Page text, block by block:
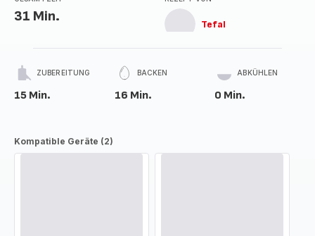
31 Min. Tefal
ZUBEREITUNG
15 Min.
BACKEN
16 Min.
ABKÜHLEN
0 Min.
Kompatible Geräte (2)